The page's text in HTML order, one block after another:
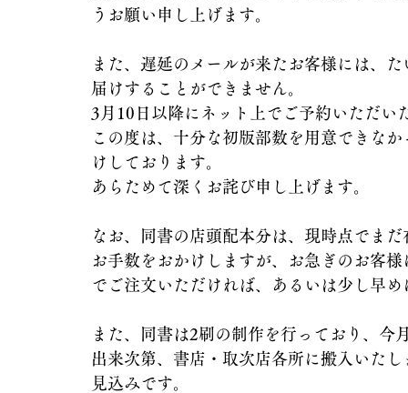
うお願い申し上げます。
また、遅延のメールが来たお客様には、
届けすることができません。
3月10日以降にネット上でご予約いただい
この度は、十分な初版部数を用意できな
けしております。
あらためて深くお詫び申し上げます。
なお、同書の店頭配本分は、現時点でま
お手数をおかけしますが、お急ぎのお客
でご注文いただければ、あるいは少し早
また、同書は2刷の制作を行っており、今
出来次第、書店・取次店各所に搬入いた
見込みです。